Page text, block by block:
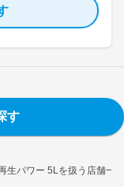
生パワー 5Lを扱う店舗一覧
す